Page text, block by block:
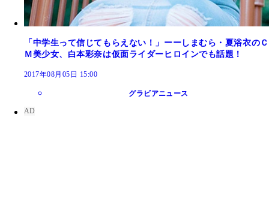
「中学生って信じてもらえない！」ーーしまむら・夏浴衣のＣ
Ｍ美少女、白本彩奈は仮面ライダーヒロインでも話題！
2017年08月05日 15:00
グラビアニュース